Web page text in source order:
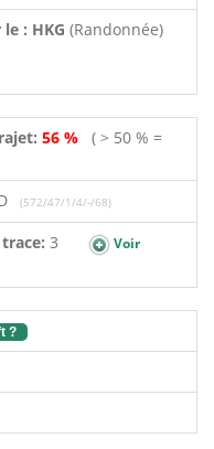
: HKG (Randonnée)
56 % ( > 50 % =
(572/47/1/4/-/68)
3
Voir
?